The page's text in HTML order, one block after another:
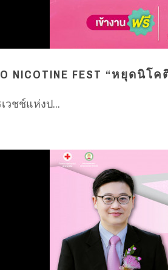
NICOTINE FEST “หยุดนิ
วชช์แห่งป...